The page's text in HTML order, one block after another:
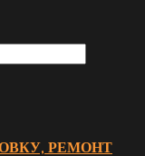
РЕМОНТ